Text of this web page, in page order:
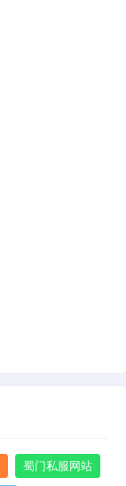
蜀门私服网站